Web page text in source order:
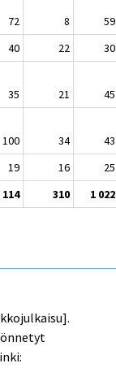
72 8
59
40 22
30
35 21
45
100 34
43
19 16
25
114 310 1 022